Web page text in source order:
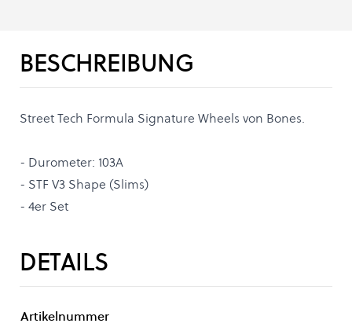
BESCHREIBUNG
Street Tech Formula Signature Wheels von Bones.
- Durometer: 103A
- STF V3 Shape (Slims)
- 4er Set
DETAILS
Artikelnummer